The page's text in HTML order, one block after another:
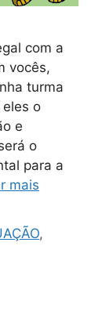
com a
vocês,
turma
o
e
o
para a
mais
,